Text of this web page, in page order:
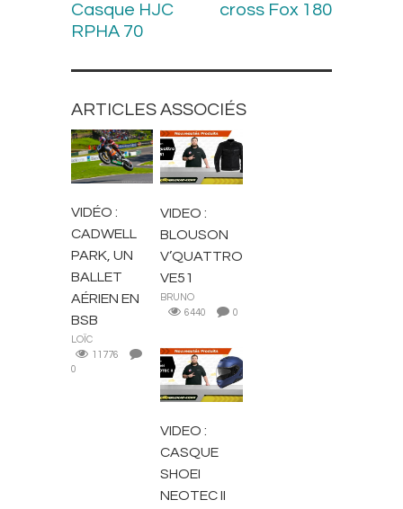
Casque HJC
RPHA 70
cross Fox 180
ARTICLES ASSOCIÉS
ACTUALITÉS
VIDÉO :
CADWELL
PARK, UN
BALLET
AÉRIEN EN
BSB
LOÏC
11776
0
BLOUSONS ET
VESTES
VIDEO :
BLOUSON
V’QUATTRO
VE51
BRUNO
6440
0
CASQUES
VIDEO :
CASQUE
SHOEI
NEOTEC II